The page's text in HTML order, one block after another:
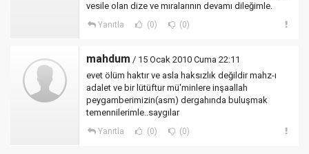
vesile olan dize ve mıralarının devamı dileğimle.
Yanıtla (0) (0)
mahdum / 15 Ocak 2010 Cuma 22:11
evet ölüm haktır ve asla haksızlık değildir mahz-ı
adalet ve bir lütüftur mü'minlere inşaallah
peygamberimizin(asm) dergahında buluşmak
temennilerimle..saygılar
Yanıtla (0) (0)